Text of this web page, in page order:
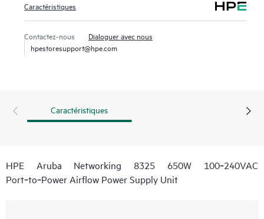
Caractéristiques
Contactez-nous
Dialoguer avec nous
hpestoresupport@hpe.com
Caractéristiques
HPE Aruba Networking 8325 650W 100‑240VAC
Port‑to‑Power Airflow Power Supply Unit